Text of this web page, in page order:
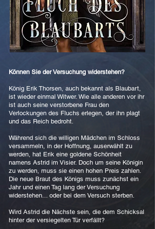
Können Sie der Versuchung widerstehen?
König Erik Thorsen, auch bekannt als Blaubart,
ist wieder einmal Witwer. Wie alle anderen vor ihr
ist auch seine verstorbene Frau den
Verlockungen des Fluchs erlegen, der ihn plagt
und das Reich bedroht.
Während sich die willigen Mädchen im Schloss
versammeln, in der Hoffnung, auserwählt zu
werden, hat Erik eine goldene Schönheit
namens Astrid im Visier. Doch um seine Königin
zu werden, muss sie einen hohen Preis zahlen.
Die neue Braut des Königs muss zunächst ein
Jahr und einen Tag lang der Versuchung
widerstehen... oder bei dem Versuch sterben.
Wird Astrid die Nächste sein, die dem Schicksal
hinter der versiegelten Tür verfällt?